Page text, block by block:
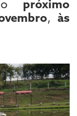
próximo
,às